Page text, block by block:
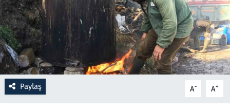
Paylaş A- A+
Ramazan
Resmi İlanlar
Rüya Tabirleri
Sağlık